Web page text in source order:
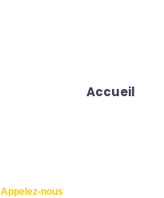
Accueil
Appelez-nous